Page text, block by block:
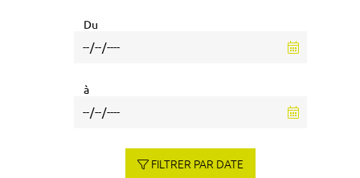
Du
à
FILTRER PAR DATE